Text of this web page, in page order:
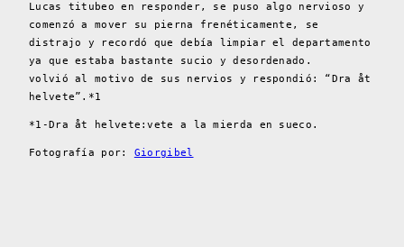
Lucas titubeo en responder, se puso algo nervioso y
comenzó a mover su pierna frenéticamente, se
distrajo y recordó que debía limpiar el departamento
ya que estaba bastante sucio y desordenado.
volvió al motivo de sus nervios y respondió: “Dra åt
helvete”.*1
*1-Dra åt helvete:vete a la mierda en sueco.
Fotografía por: Giorgibel